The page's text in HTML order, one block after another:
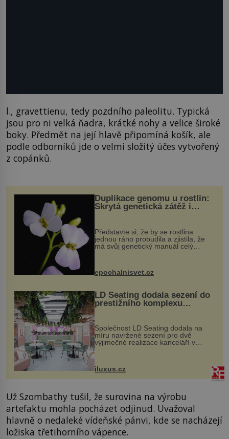
l., gravettienu, tedy pozdního paleolitu. Typická
jsou pro ni velká ňadra, krátké nohy a velice široké
boky. Předmět na její hlavě připomíná košík, ale
podle odborníků jde o velmi složitý účes vytvořený
z copánků.
Duplikace genomu u rostlin:
Skrytá genetická zátěž i
Představte si, že by se rostlina
jednou ráno probudila a zjistila, že
má svůj genetický manuál celý
vstupenka...
epochalnisvet.cz
LD Seating dodala sezení do
prestižního komplexu
MediaCityUK v Salfordu
Společnost LD Seating dodala na
míru navržené sezení pro dvě
výjimečné realizace kanceláří v
areálu MediaCityUK v anglickém
budov Media...
iluxus.cz
Už Szombathy tušil, že surovina na výrobu
artefaktu mohla pocházet odjinud. Uvažoval
hlavně o nedaleké vídeňské pánvi, kde se nacházejí
ložiska třetihorního vápence.